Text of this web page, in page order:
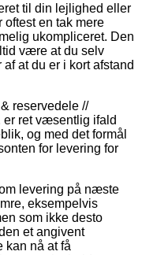
til din lejlighed eller
en tak mere
ukompliceret. Den
være at du selv
at du er i kort afstand
reservedele //
ret væsentlig ifald
og med det formål
for levering for
levering på næste
eksempelvis
som ikke desto
et angivent
kan nå at få